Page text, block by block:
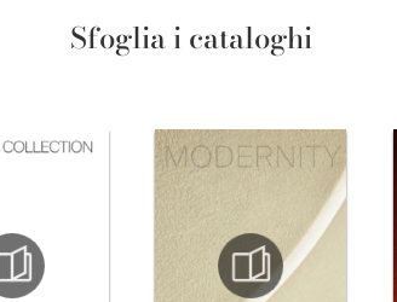
Sfoglia i cataloghi